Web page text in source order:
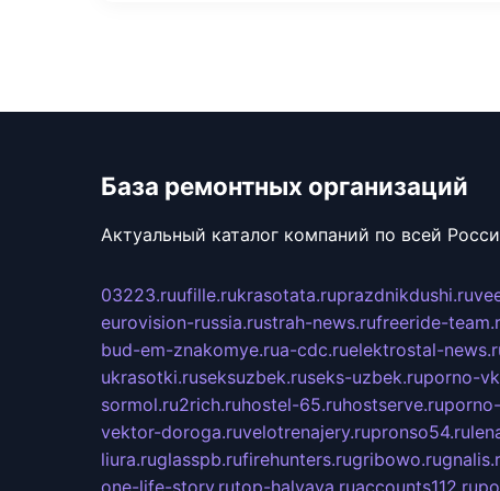
База ремонтных организаций
Актуальный каталог компаний по всей
03223.ruufille.rukrasotata.ruprazdnikdushi.ru
eurovision-russia.rustrah-news.rufreeride-
bud-em-znakomye.rua-cdc.ruelektrostal-
ukrasotki.ruseksuzbek.ruseks-uzbek.ruporno-
sormol.ru2rich.ruhostel-65.ruhostserve.ru
vektor-doroga.ruvelotrenajery.rupronso54.ru
liura.ruglasspb.rufirehunters.rugribowo.ru
one-life-story.rutop-halyava.ruaccounts112.ru